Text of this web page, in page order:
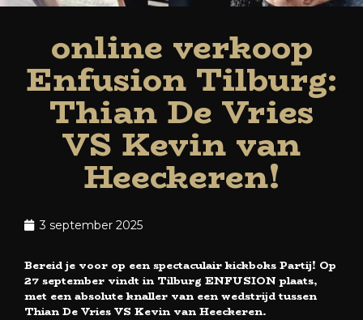
online verkoop
Enfusion Tilburg:
Thian De Vries
VS Kevin van
Heeckeren!
3 september 2025
Bereid je voor op een spectaculair kickboks Partij! Op
27 september vindt in Tilburg ENFUSION plaats,
met een absolute knaller van een wedstrijd tussen
Thian De Vries VS Kevin van Heeckeren.